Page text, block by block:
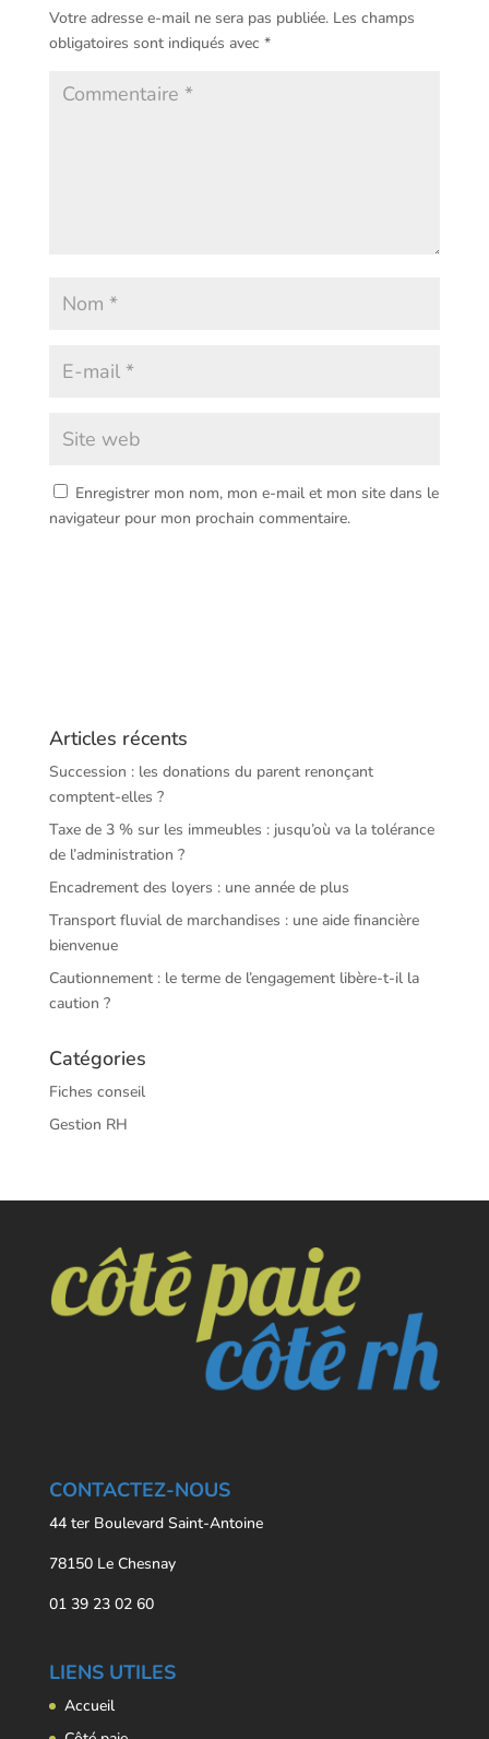
Votre adresse e-mail ne sera pas publiée. Les champs
obligatoires sont indiqués avec *
Enregistrer mon nom, mon e-mail et mon site dans le
navigateur pour mon prochain commentaire.
Articles récents
Succession : les donations du parent renonçant
comptent-elles ?
Taxe de 3 % sur les immeubles : jusqu’où va la tolérance
de l’administration ?
Encadrement des loyers : une année de plus
Transport fluvial de marchandises : une aide financière
bienvenue
Cautionnement : le terme de l’engagement libère-t-il la
caution ?
Catégories
Fiches conseil
Gestion RH
CONTACTEZ-NOUS
44 ter Boulevard Saint-Antoine
78150 Le Chesnay
01 39 23 02 60
LIENS UTILES
Accueil